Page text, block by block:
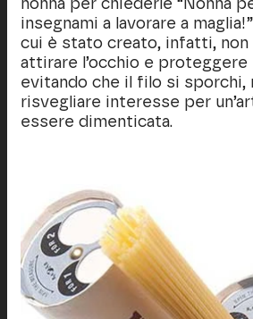
nonna per chiederle “Nonna
insegnami a lavorare a
cui è stato creato, infatti, non
attirare l’occhio e
evitando che il filo si sporchi,
risvegliare interesse per
essere dimenticata.